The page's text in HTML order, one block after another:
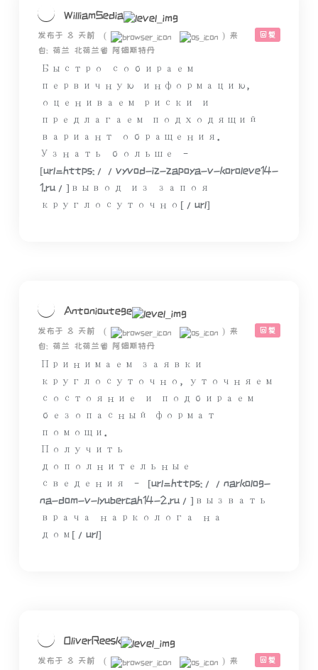
WilliamSedia
回复
发布于 8 天前 ( ) 来
自: 荷兰 北荷兰省 阿姆斯特丹
Быстро собираем
первичную информацию,
оцениваем риски и
предлагаем подходящий
вариант обращения.
Узнать больше –
[url=https://vyvod-iz-zapoya-v-koroleve14-
1.ru/]вывод из запоя
круглосуточно[/url]
Antonioutege
回复
发布于 8 天前 ( ) 来
自: 荷兰 北荷兰省 阿姆斯特丹
Принимаем заявки
круглосуточно, уточняем
состояние и подбираем
безопасный формат
помощи.
Получить
дополнительные
сведения – [url=https://narkolog-
na-dom-v-lyubercah14-2.ru/]вызвать
врача нарколога на
дом[/url]
OliverReesk
回复
发布于 8 天前 ( ) 来